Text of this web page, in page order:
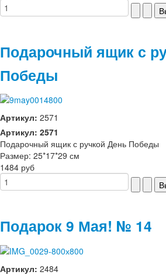
Подарочный ящик с
Победы
Артикул: 2571
Артикул: 2571
Подарочный ящик с ручкой День Победы
Размер: 25*17*29 см
1484 руб
Подарок 9 Мая! № 14
Артикул: 2484